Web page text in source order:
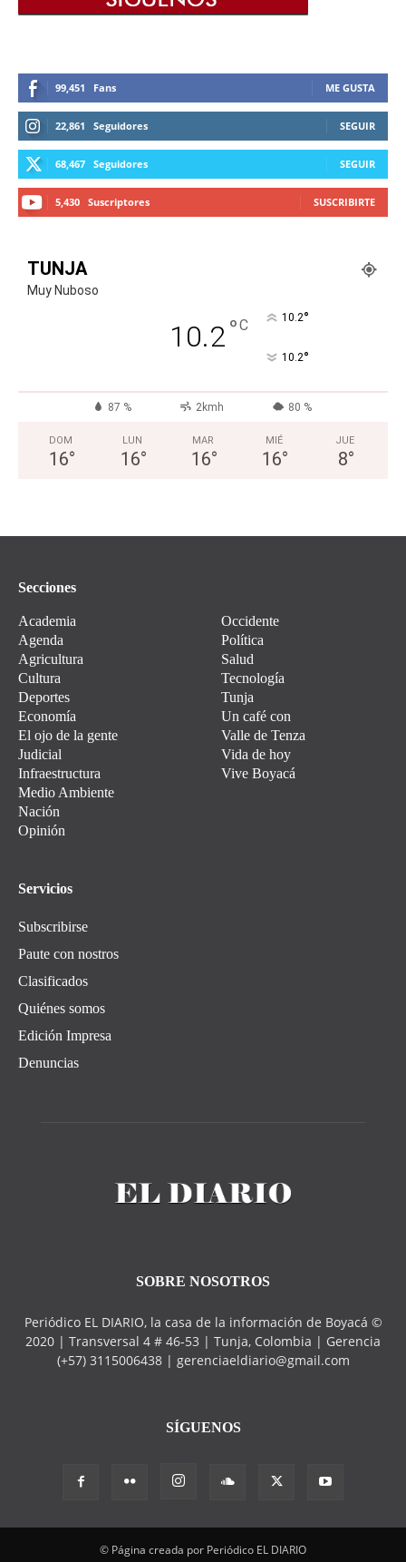
99,451 Fans ME GUSTA
22,861 Seguidores SEGUIR
68,467 Seguidores SEGUIR
5,430 Suscriptores SUSCRIBIRTE
TUNJA
Muy Nuboso
10.2°C 10.2°
10.2°
87 % 2kmh 80 %
DOM
16°
LUN
16°
MAR
16°
MIÉ
16°
JUE
8°
Secciones
Academia
Agenda
Agricultura
Cultura
Deportes
Economía
El ojo de la gente
Judicial
Infraestructura
Medio Ambiente
Nación
Opinión
Occidente
Política
Salud
Tecnología
Tunja
Un café con
Valle de Tenza
Vida de hoy
Vive Boyacá
Servicios
Subscribirse
Paute con nostros
Clasificados
Quiénes somos
Edición Impresa
Denuncias
SOBRE NOSOTROS
Periódico EL DIARIO, la casa de la información de Boyacá ©
2020 | Transversal 4 # 46-53 | Tunja, Colombia | Gerencia
(+57) 3115006438 | gerenciaeldiario@gmail.com
SÍGUENOS
© Página creada por Periódico EL DIARIO